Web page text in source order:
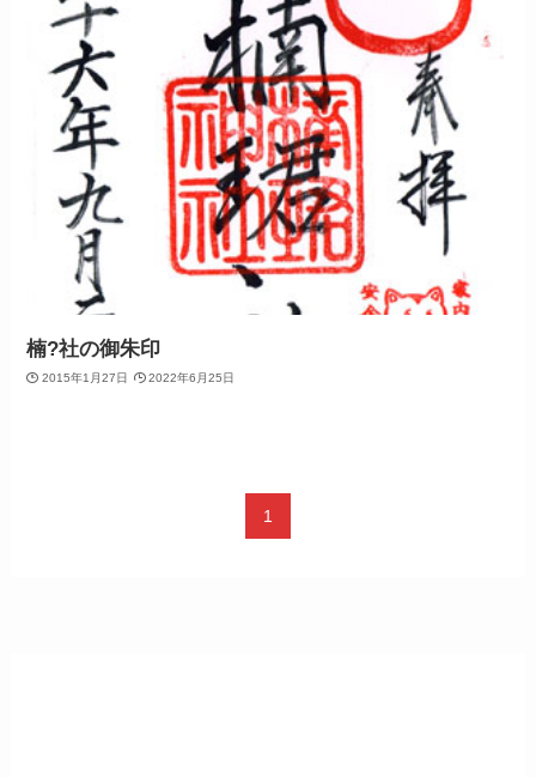
楠?社の御朱印
2015年1月27日 2022年6月25日
1